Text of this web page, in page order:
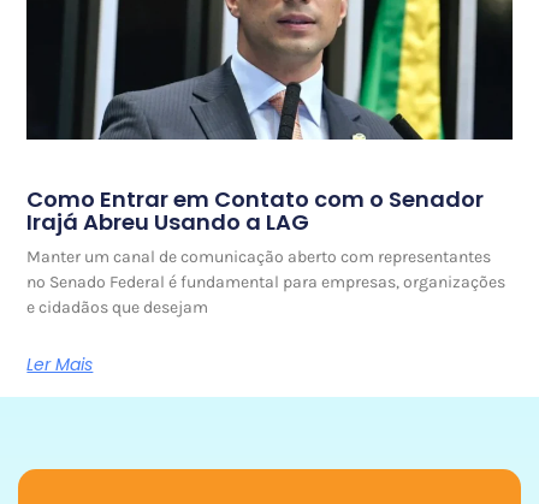
Como Entrar em Contato com o Senador
Irajá Abreu Usando a LAG
Manter um canal de comunicação aberto com representantes
no Senado Federal é fundamental para empresas, organizações
e cidadãos que desejam
Ler Mais